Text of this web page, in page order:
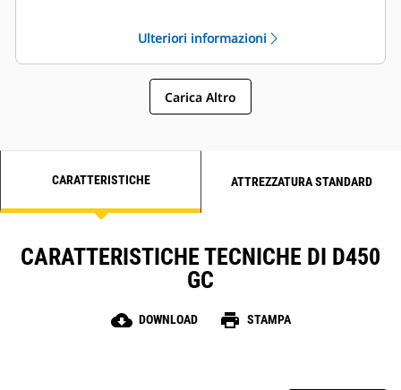
Ulteriori informazioni
Carica Altro
CARATTERISTICHE ATTREZZATURA STANDARD
CARATTERISTICHE TECNICHE DI D450
GC
cloud_download DOWNLOAD print STAMPA